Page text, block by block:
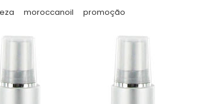
moroccanoil promoção